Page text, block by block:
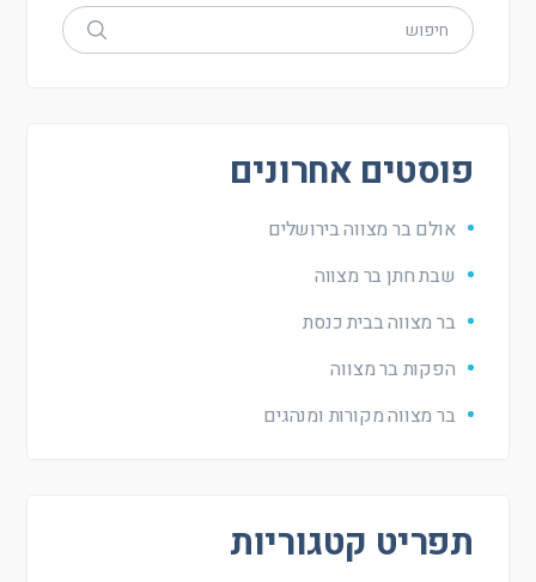
פוסטים אחרונים
אולם בר מצווה בירושלים
שבת חתן בר מצווה
בר מצווה בבית כנסת
הפקות בר מצווה
בר מצווה מקורות ומנהגים
תפריט קטגוריות